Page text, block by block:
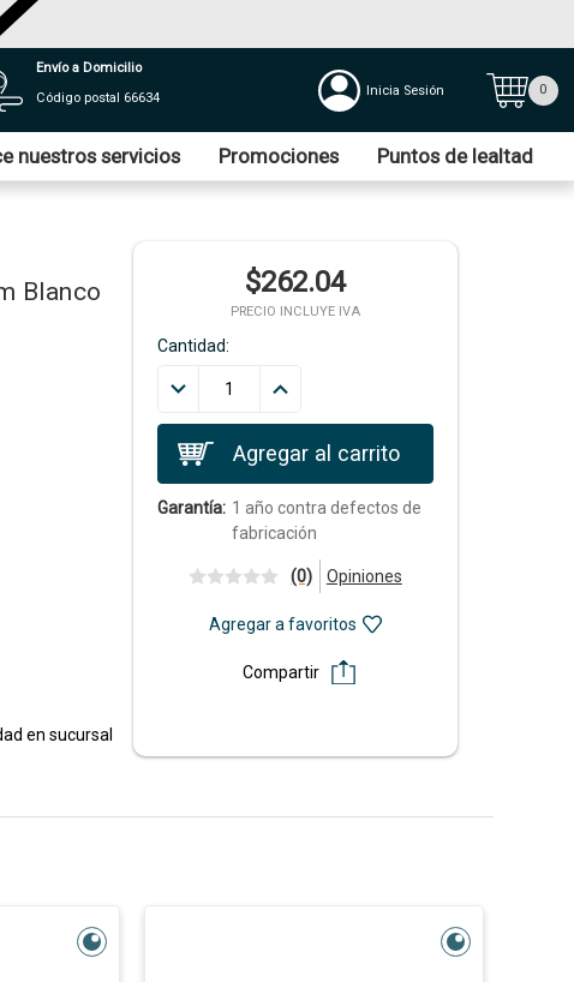
nuestros servicios Promociones Puntos de lealtad
Envío a Domicilio
Código postal 66634
Inicia Sesión 0
Blanco $262.04
PRECIO INCLUYE IVA
Cantidad:
Garantía: 1 año contra defectos de
fabricación
Compartir
(0) Opiniones
Agregar a favoritos
en sucursal